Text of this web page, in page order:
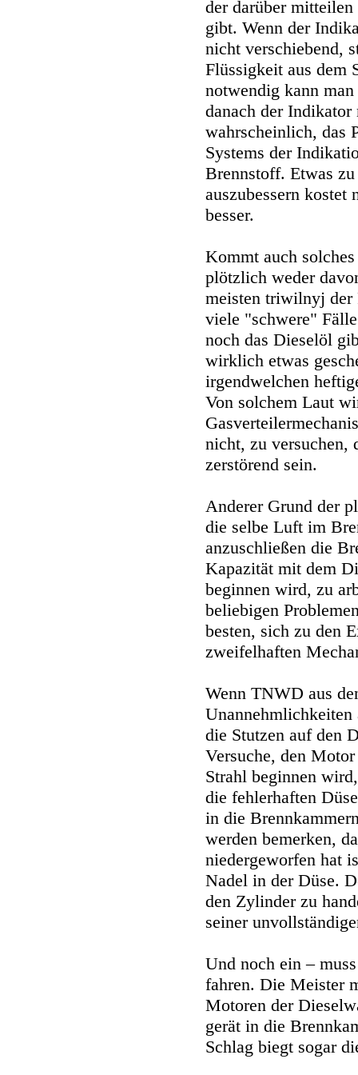
der darüber
gibt. Wenn der
nicht verschiebend,
Flüssigkeit aus dem
notwendig kann
danach der
wahrscheinlich, das
Systems der
Brennstoff. Etwas
auszubessern
besser.
Kommt auch
plötzlich weder
meisten triwilnyj der
viele "schwere"
noch das Dieselöl
wirklich etwas
irgendwelchen
Von solchem Laut
nicht, zu versuchen,
zerstörend sein.
Anderer Grund der
die selbe Luft im
anzuschließen die
Kapazität mit dem
beginnen wird, zu
beliebigen
besten, sich zu den
zweifelhaften
Wenn TNWD aus
Unannehmlichkeiten
die Stutzen auf den
Versuche, den
Strahl beginnen
die fehlerhaften
in die
werden bemerken,
niedergeworfen hat
Nadel in der Düse.
den Zylinder zu
seiner
Und noch ein –
fahren. Die Meister
Motoren der
gerät in die
Schlag biegt sogar